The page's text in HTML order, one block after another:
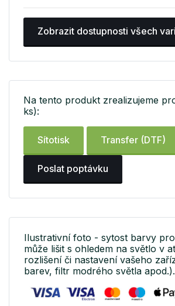
Zobrazit dostupnosti všech
Na tento produkt zrealizujeme
ks):
Sítotisk Transfer (DTF)
Poslat poptávku
Ilustrativní foto - sytost barvy
může lišit s ohledem na světlo v
rozlišení či nastavení vašeho
barev, filtr modrého světla apod.).